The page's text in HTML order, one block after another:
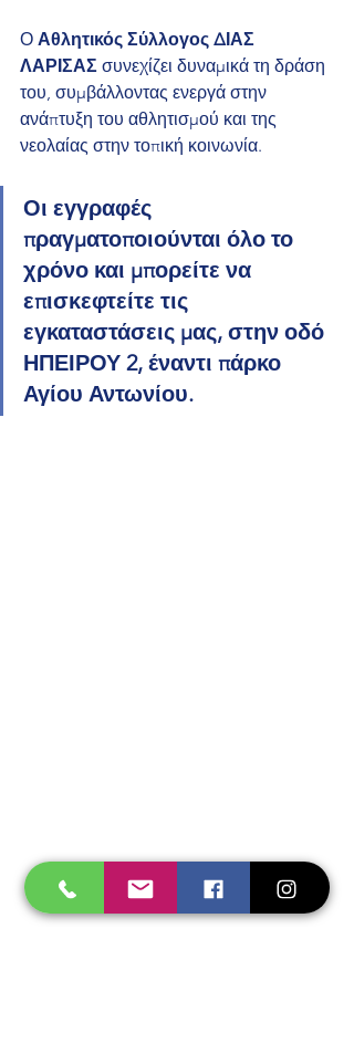
Ο Αθλητικός Σύλλογος ΔΙΑΣ
ΛΑΡΙΣΑΣ συνεχίζει δυναμικά τη δράση
του, συμβάλλοντας ενεργά στην
ανάπτυξη του αθλητισμού και της
νεολαίας στην τοπική κοινωνία.
Οι εγγραφές
πραγματοποιούνται όλο το
χρόνο και μπορείτε να
επισκεφτείτε τις
εγκαταστάσεις μας, στην οδό
ΗΠΕΙΡΟΥ 2, έναντι πάρκο
Αγίου Αντωνίου.